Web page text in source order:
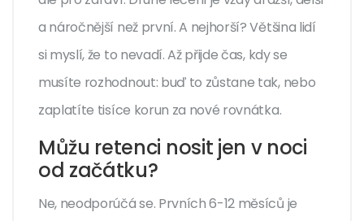
a náročnější než první. A nejhorší? Většina lidí
si myslí, že to nevadí. Až přijde čas, kdy se
musíte rozhodnout: buď to zůstane tak, nebo
zaplatíte tisíce korun za nové rovnátka.
Můžu retenci nosit jen v noci
od začátku?
Ne, neodporúčá se. Prvních 6-12 měsíců je